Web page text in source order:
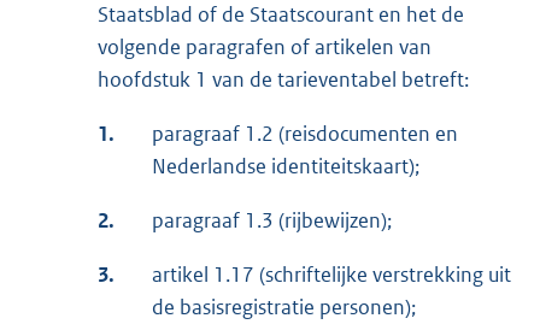
Staatsblad of de Staatscourant en het de
volgende paragrafen of artikelen van
hoofdstuk 1 van de tarieventabel betreft:
1.
paragraaf 1.2 (reisdocumenten en
Nederlandse identiteitskaart);
2. paragraaf 1.3 (rijbewijzen);
3.
artikel 1.17 (schriftelijke verstrekking uit
de basisregistratie personen);